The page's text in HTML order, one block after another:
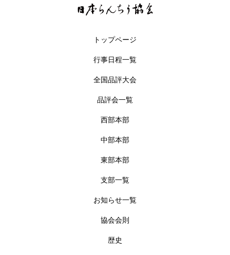
トップページ
行事日程一覧
全国品評大会
品評会一覧
西部本部
中部本部
東部本部
支部一覧
お知らせ一覧
協会会則
歴史